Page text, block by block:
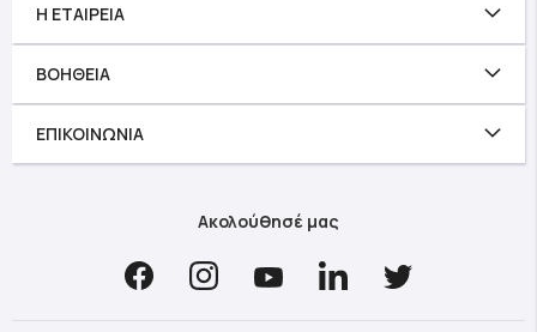
Η ΕΤΑΙΡΕΊΑ
ΒΟΉΘΕΙΑ
ΕΠΙΚΟΙΝΩΝΊΑ
Ακολούθησέ μας